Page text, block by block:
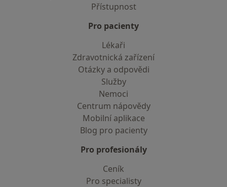
Přístupnost
Pro pacienty
Lékaři
Zdravotnická zařízení
Otázky a odpovědi
Služby
Nemoci
Centrum nápovědy
Mobilní aplikace
Blog pro pacienty
Pro profesionály
Ceník
Pro specialisty